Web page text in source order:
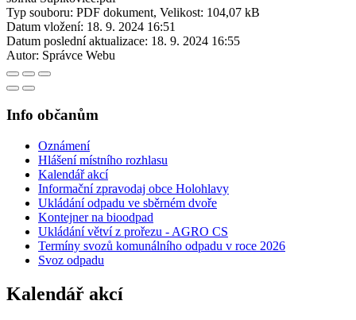
Typ souboru: PDF dokument, Velikost: 104,07 kB
Datum vložení: 18. 9. 2024 16:51
Datum poslední aktualizace: 18. 9. 2024 16:55
Autor: Správce Webu
Info občanům
Oznámení
Hlášení místního rozhlasu
Kalendář akcí
Informační zpravodaj obce Holohlavy
Ukládání odpadu ve sběrném dvoře
Kontejner na bioodpad
Ukládání větví z prořezu - AGRO CS
Termíny svozů komunálního odpadu v roce 2026
Svoz odpadu
Kalendář akcí